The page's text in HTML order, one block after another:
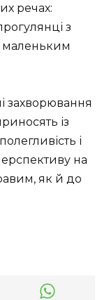
речах:
з
маленьким
захворювання
із
і
на
як й до